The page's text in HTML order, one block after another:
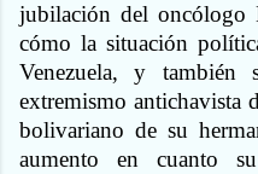
jubilación del oncólogo
cómo la situación
Venezuela, y
extremismo antichavista
bolivariano de su
aumento en cuanto